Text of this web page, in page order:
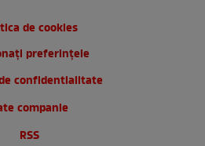
de cookies
preferințele
confidentialitate
companie
RSS